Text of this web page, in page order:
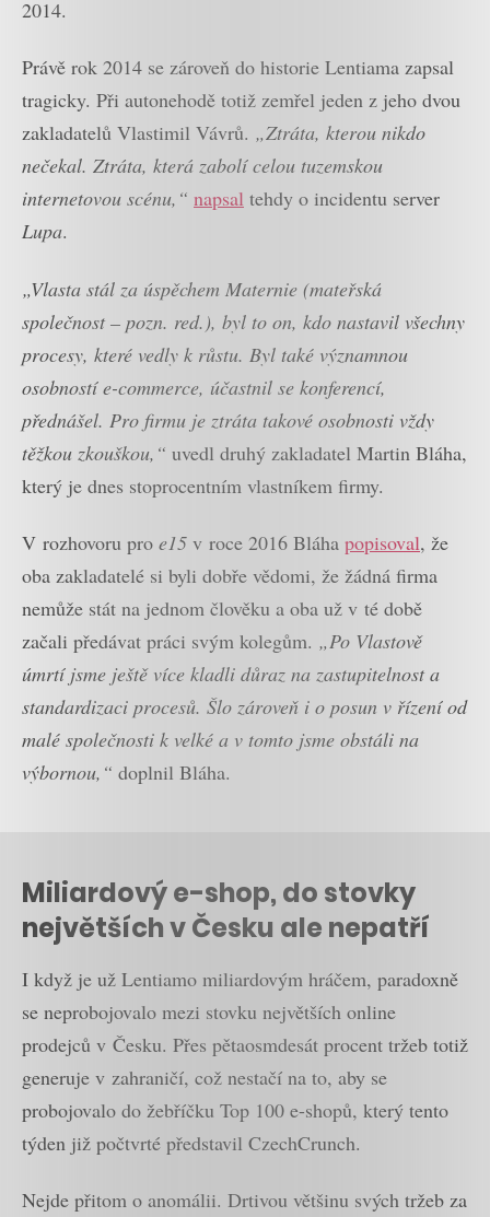
2014.
Právě rok 2014 se zároveň do historie Lentiama zapsal
tragicky. Při autonehodě totiž zemřel jeden z jeho dvou
zakladatelů Vlastimil Vávrů. „Ztráta, kterou nikdo
nečekal. Ztráta, která zabolí celou tuzemskou
internetovou scénu,“ napsal tehdy o incidentu server
Lupa.
„Vlasta stál za úspěchem Maternie (mateřská
společnost – pozn. red.), byl to on, kdo nastavil všechny
procesy, které vedly k růstu. Byl také významnou
osobností e-commerce, účastnil se konferencí,
přednášel. Pro firmu je ztráta takové osobnosti vždy
těžkou zkouškou,“ uvedl druhý zakladatel Martin Bláha,
který je dnes stoprocentním vlastníkem firmy.
V rozhovoru pro e15 v roce 2016 Bláha popisoval, že
oba zakladatelé si byli dobře vědomi, že žádná firma
nemůže stát na jednom člověku a oba už v té době
začali předávat práci svým kolegům. „Po Vlastově
úmrtí jsme ještě více kladli důraz na zastupitelnost a
standardizaci procesů. Šlo zároveň i o posun v řízení od
malé společnosti k velké a v tomto jsme obstáli na
výbornou,“ doplnil Bláha.
Miliardový e-shop, do stovky
největších v Česku ale nepatří
I když je už Lentiamo miliardovým hráčem, paradoxně
se neprobojovalo mezi stovku největších online
prodejců v Česku. Přes pětaosmdesát procent tržeb totiž
generuje v zahraničí, což nestačí na to, aby se
probojovalo do žebříčku Top 100 e-shopů, který tento
týden již počtvrté představil CzechCrunch.
Nejde přitom o anomálii. Drtivou většinu svých tržeb za